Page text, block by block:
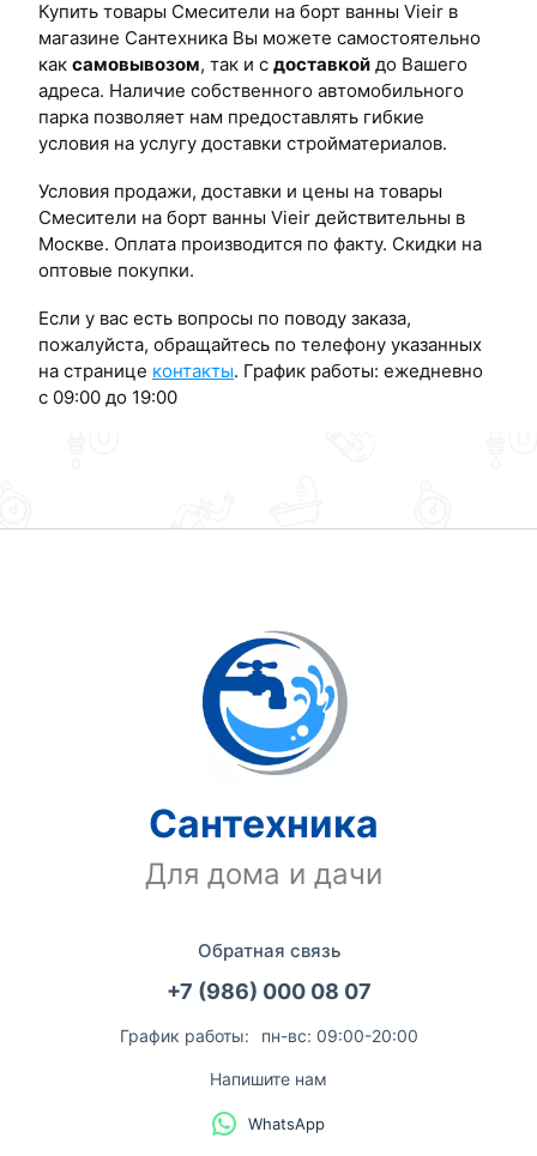
Купить товары Смесители на борт ванны Vieir в
магазине Сантехника Вы можете самостоятельно
как самовывозом, так и с доставкой до Вашего
адреса. Наличие собственного автомобильного
парка позволяет нам предоставлять гибкие
условия на услугу доставки стройматериалов.
Условия продажи, доставки и цены на товары
Смесители на борт ванны Vieir действительны в
Москве. Оплата производится по факту. Скидки на
оптовые покупки.
Если у вас есть вопросы по поводу заказа,
пожалуйста, обращайтесь по телефону указанных
на странице контакты. График работы: ежедневно
с 09:00 до 19:00
Сантехника
Для дома и дачи
Обратная связь
+7 (986) 000 08 07
График работы: пн-вс: 09:00-20:00
Напишите нам
WhatsApp